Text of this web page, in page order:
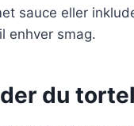
sauce eller
enhver smag.
du